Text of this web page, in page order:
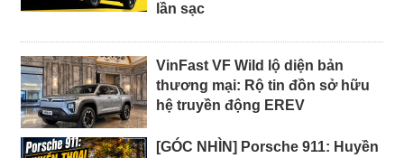
lần sạc
VinFast VF Wild lộ diện bản
thương mại: Rộ tin đồn sở hữu
hệ truyền động EREV
[GÓC NHÌN] Porsche 911: Huyền